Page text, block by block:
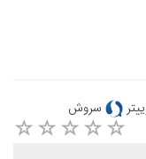
سروش